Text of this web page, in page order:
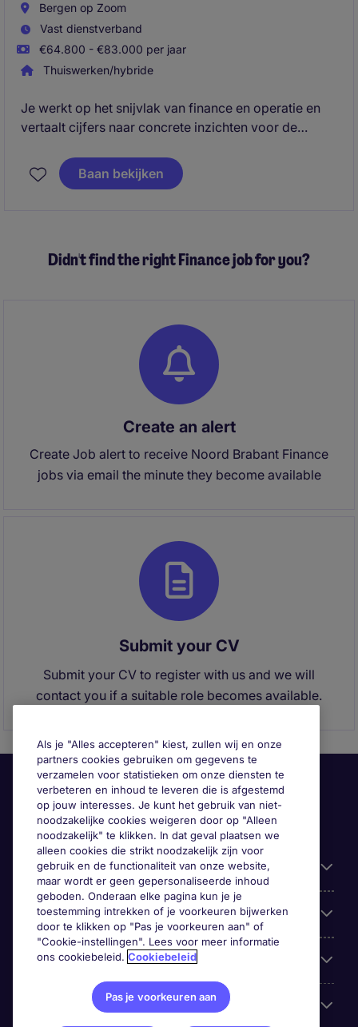
Bergen op Zoom
Vast dienstverband
€64.800 - €83.000 per jaar
Thuiswerken/hybride
Je werkt op het snijvlak van finance en operatie en
vertaalt cijfers naar concrete inzichten voor de
Control en adviseer je management op basis van
data.
Baan bekijken
Didn't find the right Finance job for you?
Create an alert
Create Job alert to receive Noord Brabant Finance
jobs via email the minute they become available
Submit your CV
Submit your CV to register with us and we will
contact you if a suitable role becomes available.
Handige informatie
Onze expertise
Google Rating
Mobile apps
Als je "Alles accepteren" kiest, zullen wij en onze
partners cookies gebruiken om gegevens te
verzamelen voor statistieken om onze diensten te
verbeteren en inhoud te leveren die is afgestemd
op jouw interesses. Je kunt het gebruik van niet-
noodzakelijke cookies weigeren door op "Alleen
noodzakelijk" te klikken. In dat geval plaatsen we
alleen cookies die strikt noodzakelijk zijn voor
gebruik en de functionaliteit van onze website,
maar wordt er geen gepersonaliseerde inhoud
geboden. Onderaan elke pagina kun je je
toestemming intrekken of je voorkeuren bijwerken
door te klikken op "Pas je voorkeuren aan" of
"Cookie-instellingen". Lees voor meer informatie
ons cookiebeleid. Cookiebeleid
Pas je voorkeuren aan